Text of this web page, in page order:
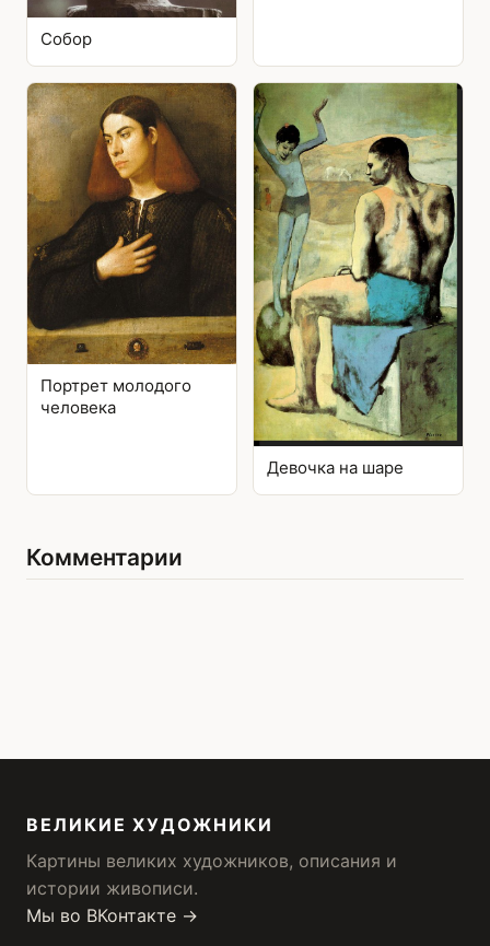
Собор
Портрет молодого
человека
Девочка на шаре
Комментарии
ВЕЛИКИЕ ХУДОЖНИКИ
Картины великих художников, описания и
истории живописи.
Мы во ВКонтакте →